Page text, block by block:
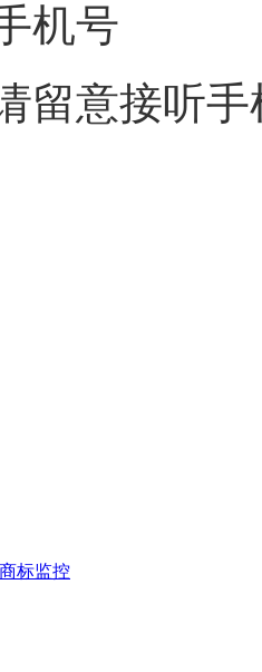
机号
留意接听手
商标监控